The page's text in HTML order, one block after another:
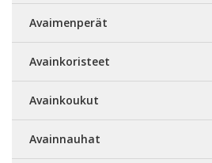
Avaimenperät
Avainkoristeet
Avainkoukut
Avainnauhat